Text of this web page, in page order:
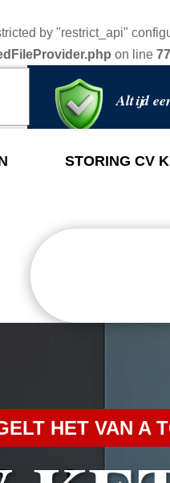
by "restrict_api"
on line 77
Altijd
STORING CV
HET VAN A